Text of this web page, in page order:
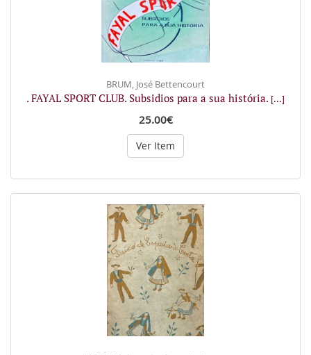
BRUM, José Bettencourt
. FAYAL SPORT CLUB. Subsidios para a sua história. [...]
25.00€
Ver Item